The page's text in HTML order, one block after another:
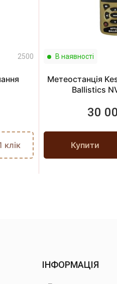
2500
клік
В наявності
Метеостанція
Ballistics
30
Купити
ІНФОРМАЦІЯ